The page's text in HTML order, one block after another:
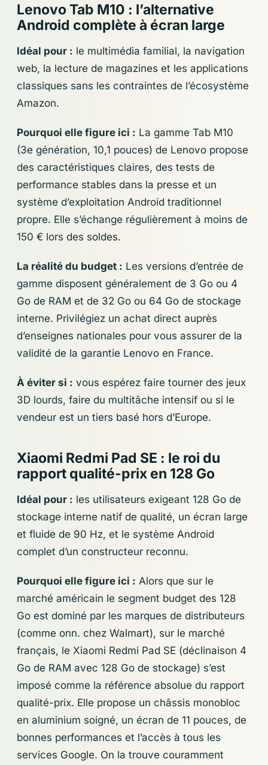
Lenovo Tab M10 : l’alternative
Android complète à écran large
Idéal pour : le multimédia familial, la navigation
web, la lecture de magazines et les applications
classiques sans les contraintes de l’écosystème
Amazon.
Pourquoi elle figure ici : La gamme Tab M10
(3e génération, 10,1 pouces) de Lenovo propose
des caractéristiques claires, des tests de
performance stables dans la presse et un
système d’exploitation Android traditionnel
propre. Elle s’échange régulièrement à moins de
150 € lors des soldes.
La réalité du budget : Les versions d’entrée de
gamme disposent généralement de 3 Go ou 4
Go de RAM et de 32 Go ou 64 Go de stockage
interne. Privilégiez un achat direct auprès
d’enseignes nationales pour vous assurer de la
validité de la garantie Lenovo en France.
À éviter si : vous espérez faire tourner des jeux
3D lourds, faire du multitâche intensif ou si le
vendeur est un tiers basé hors d’Europe.
Xiaomi Redmi Pad SE : le roi du
rapport qualité-prix en 128 Go
Idéal pour : les utilisateurs exigeant 128 Go de
stockage interne natif de qualité, un écran large
et fluide de 90 Hz, et le système Android
complet d’un constructeur reconnu.
Pourquoi elle figure ici : Alors que sur le
marché américain le segment budget des 128
Go est dominé par les marques de distributeurs
(comme onn. chez Walmart), sur le marché
français, le Xiaomi Redmi Pad SE (déclinaison 4
Go de RAM avec 128 Go de stockage) s’est
imposé comme la référence absolue du rapport
qualité-prix. Elle propose un châssis monobloc
en aluminium soigné, un écran de 11 pouces, de
bonnes performances et l’accès à tous les
services Google. On la trouve couramment